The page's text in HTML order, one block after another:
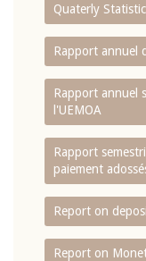
Quaterly
Rapport annuel
Rapport annuel
l'UEMOA
Rapport
paiement
Report on
Report on